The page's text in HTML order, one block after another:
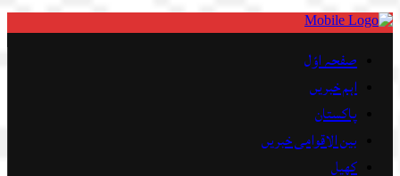
صفحہ اوّل
اہم خبریں
پاکستان
بین الاقوامی خبریں
کھیل